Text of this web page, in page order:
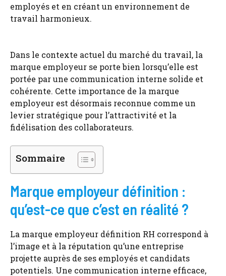
employés et en créant un environnement de
travail harmonieux.
Dans le contexte actuel du marché du travail, la
marque employeur se porte bien lorsqu’elle est
portée par une communication interne solide et
cohérente. Cette importance de la marque
employeur est désormais reconnue comme un
levier stratégique pour l’attractivité et la
fidélisation des collaborateurs.
Sommaire
Marque employeur définition :
qu’est-ce que c’est en réalité ?
La marque employeur définition RH correspond à
l’image et à la réputation qu’une entreprise
projette auprès de ses employés et candidats
potentiels. Une communication interne efficace,